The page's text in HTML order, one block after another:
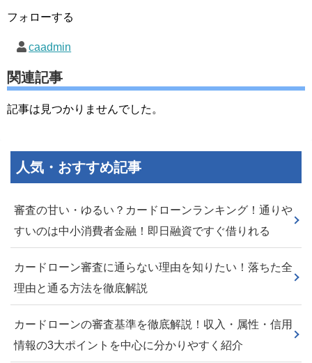
フォローする
caadmin
関連記事
記事は見つかりませんでした。
人気・おすすめ記事
審査の甘い・ゆるい？カードローンランキング！通りや
すいのは中小消費者金融！即日融資ですぐ借りれる
カードローン審査に通らない理由を知りたい！落ちた全
理由と通る方法を徹底解説
カードローンの審査基準を徹底解説！収入・属性・信用
情報の3大ポイントを中心に分かりやすく紹介